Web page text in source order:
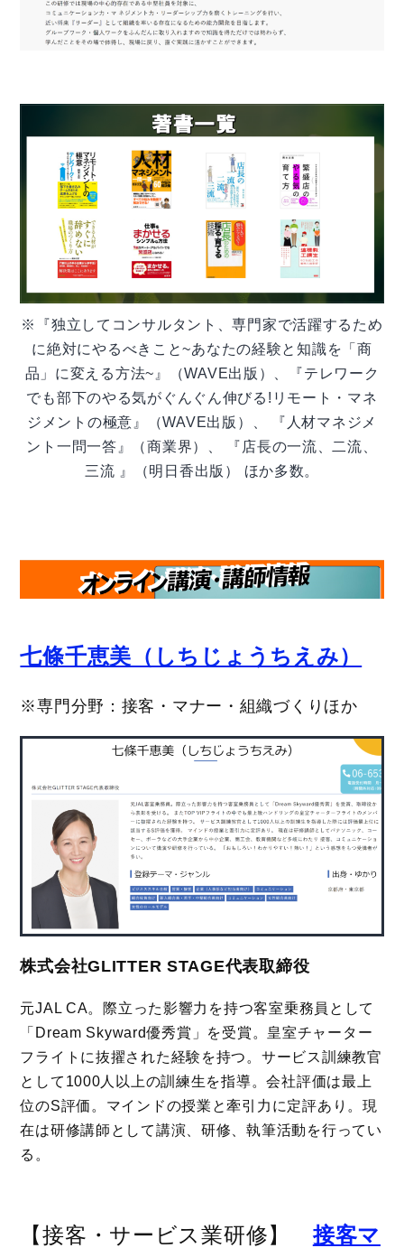
※『独立してコンサルタント、専門家で活躍するため
に絶対にやるべきこと~あなたの経験と知識を「商
品」に変える方法~』（WAVE出版）、『テレワーク
でも部下のやる気がぐんぐん伸びる!リモート・マネ
ジメントの極意』（WAVE出版）、 『人材マネジメ
ント一問一答』（商業界）、 『店長の一流、二流、
三流 』（明日香出版） ほか多数。
七條千恵美（しちじょうちえみ）
※専門分野：接客・マナー・組織づくりほか
株式会社GLITTER STAGE代表取締役
元JAL CA。際立った影響力を持つ客室乗務員として
「Dream Skyward優秀賞」を受賞。皇室チャーター
フライトに抜擢された経験を持つ。サービス訓練教官
として1000人以上の訓練生を指導。会社評価は最上
位のS評価。マインドの授業と牽引力に定評あり。現
在は研修講師として講演、研修、執筆活動を行ってい
る。
【接客・サービス業研修】接客マ